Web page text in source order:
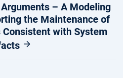
– A Modeling
the Maintenance of
with System